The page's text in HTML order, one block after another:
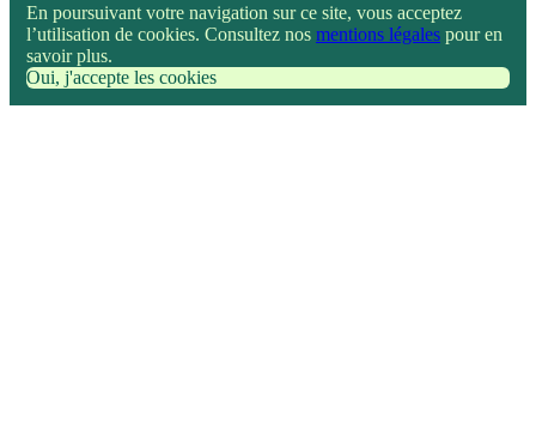
En poursuivant votre navigation sur ce site, vous acceptez
l’utilisation de cookies. Consultez nos mentions légales pour en
savoir plus.
Oui, j'accepte les cookies